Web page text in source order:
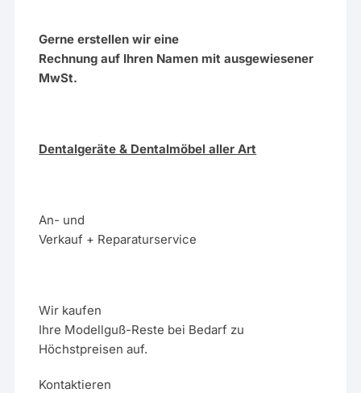
Gerne erstellen wir eine
Rechnung auf Ihren Namen mit ausgewiesener
MwSt.
Dentalgeräte & Dentalmöbel aller Art
An- und
Verkauf + Reparaturservice
Wir kaufen
Ihre Modellguß-Reste bei Bedarf zu
Höchstpreisen auf.
Kontaktieren